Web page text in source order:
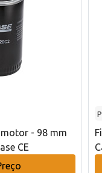
- 98 mm
CE